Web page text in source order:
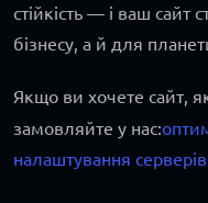
стійкість — і ваш
бізнесу, а й для
Якщо ви хочете сайт,
замовляйте у нас:
налаштування серверів